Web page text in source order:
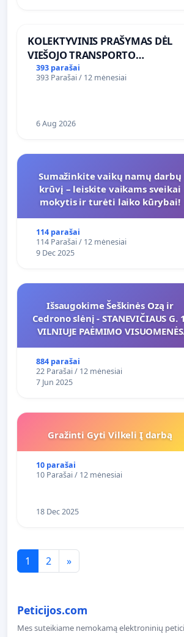
KOLEKTYVINIS PRAŠYMAS DĖL
VIEŠOJO TRANSPORTO
SUSISIEKIMO GERINIMO
VOSYLIUKŲ KAIME
393 parašai
393 Parašai / 12 mėnesiai
6 Aug 2026
Sumažinkite vaikų namų darbų
krūvį – leiskite vaikams sveikai
mokytis ir turėti laiko kūrybai!
114 parašai
114 Parašai / 12 mėnesiai
9 Dec 2025
Išsaugokime Šeškinės Ozą ir
Cedrono slėnį - STANEVIČIAUS G.
VILNIUJE PAĖMIMO VISUOMENĖS
PRITAIKYMO VIEŠAJAI ŽELDYNŲ
FUNKCIJAI
884 parašai
22 Parašai / 12 mėnesiai
7 Jun 2025
Gražinti Gyti Vilkeli Į darbą
10 parašai
10 Parašai / 12 mėnesiai
18 Dec 2025
1 2 »
Peticijos.com
Mes suteikiame nemokamą elektroninių